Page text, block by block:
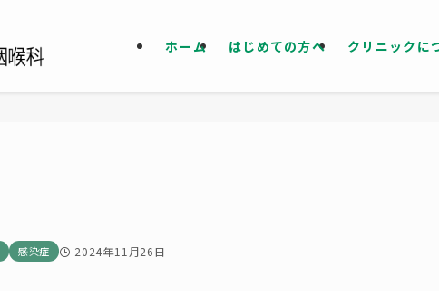
ホーム はじめての方へ クリニックに
感染症 2024年11月26日